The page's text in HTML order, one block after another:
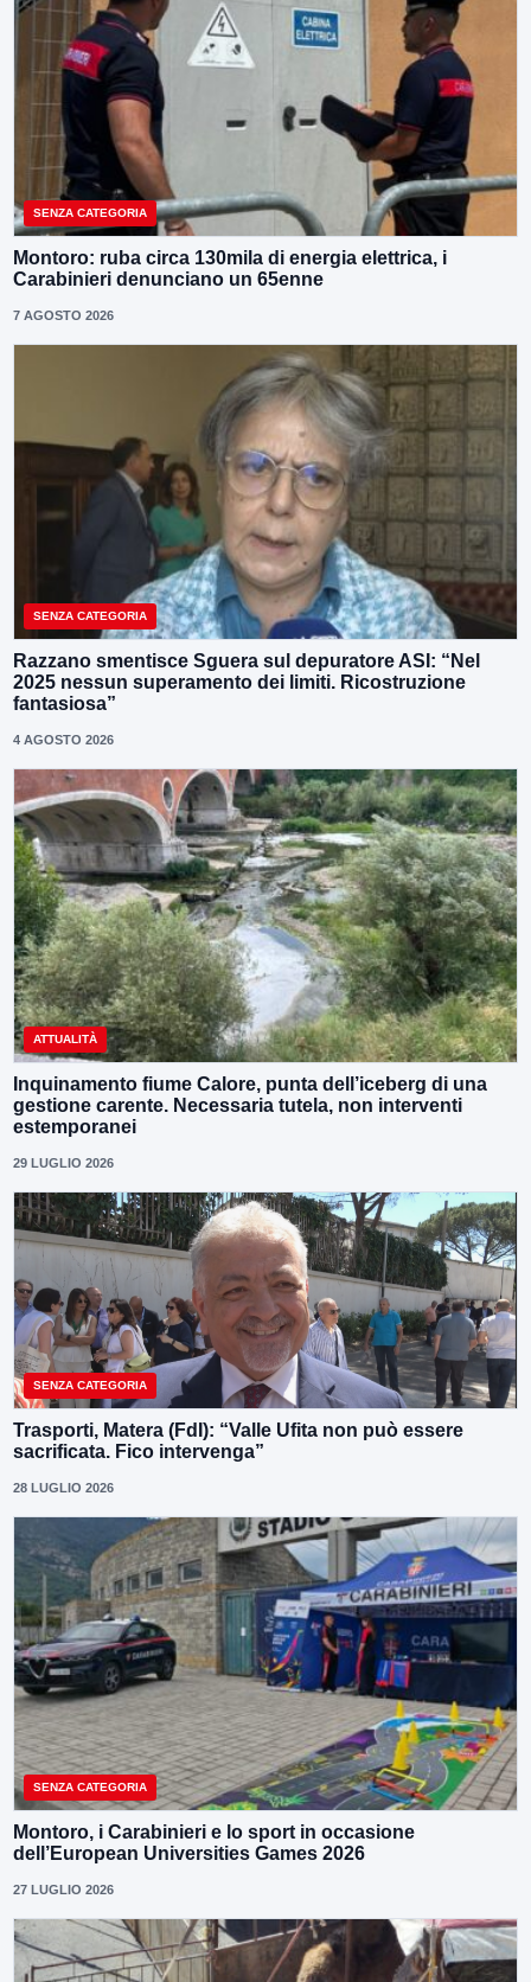
SENZA CATEGORIA
Montoro: ruba circa 130mila di energia elettrica, i
Carabinieri denunciano un 65enne
7 AGOSTO 2026
SENZA CATEGORIA
Razzano smentisce Sguera sul depuratore ASI: “Nel
2025 nessun superamento dei limiti. Ricostruzione
fantasiosa”
4 AGOSTO 2026
ATTUALITÀ
Inquinamento fiume Calore, punta dell’iceberg di una
gestione carente. Necessaria tutela, non interventi
estemporanei
29 LUGLIO 2026
SENZA CATEGORIA
Trasporti, Matera (FdI): “Valle Ufita non può essere
sacrificata. Fico intervenga”
28 LUGLIO 2026
SENZA CATEGORIA
Montoro, i Carabinieri e lo sport in occasione
dell’European Universities Games 2026
27 LUGLIO 2026